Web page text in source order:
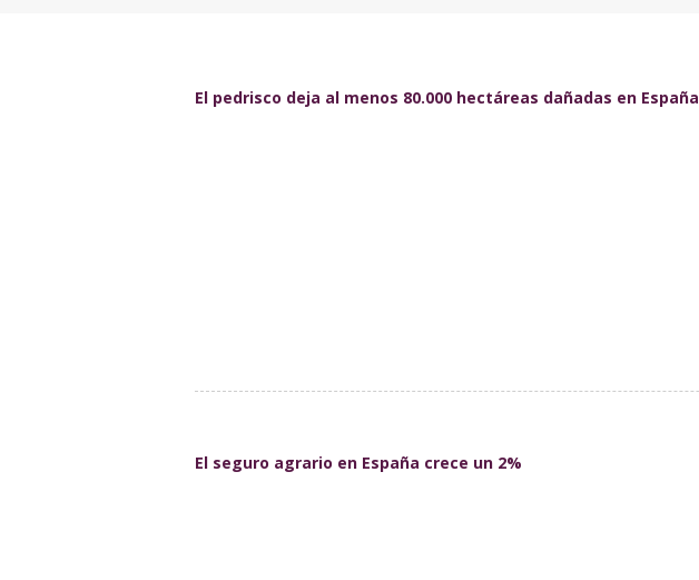
El pedrisco deja al menos 80.000 hectáreas dañadas en España
El seguro agrario en España crece un 2%